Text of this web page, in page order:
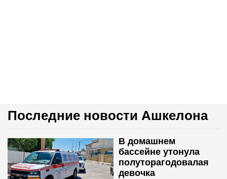
Последние новости Ашкелона
В домашнем
бассейне утонула
полуторагодовалая
девочка